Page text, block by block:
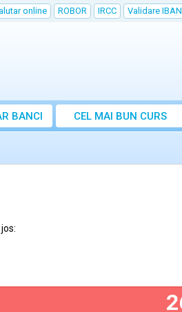
online ROBOR IRCC Validare IBAN
BANCI CEL MAI BUN CURS